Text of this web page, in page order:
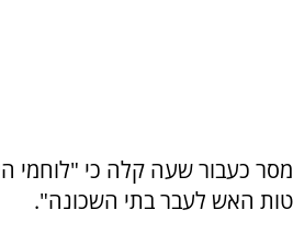
כעבור שעה קלה כי "לוחמי
האש לעבר בתי השכונה".